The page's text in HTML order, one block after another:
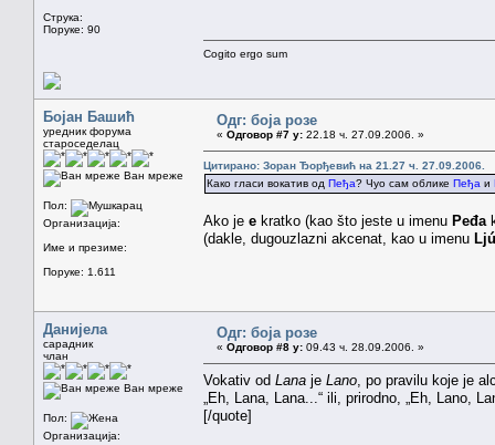
Струка:
Поруке: 90
Cogito ergo sum
Бојан Башић
уредник форума
староседелац
Ван мреже
Пол:
Организација:
Име и презиме:
Поруке: 1.611
Одг: боја розе
« Одговор #7 у: 22.18 ч. 27.09.2006. »
Цитирано: Зоран Ђорђевић на 21.27 ч. 27.09.2006.
Како гласи вокатив од Пеђа? Чуо сам облике Пеђа и
Ako je e kratko (kao što jeste u imenu Peđa
(dakle, dugouzlazni akcenat, kao u imenu
Данијела
сарадник
члан
Ван мреже
Пол:
Организација:
Одг: боја розе
« Одговор #8 у: 09.43 ч. 28.09.2006. »
Vokativ od Lana je Lano , po pravilu koje je
„Eh, Lana, Lana...“ ili, prirodno, „Eh, Lano,
[/quote]